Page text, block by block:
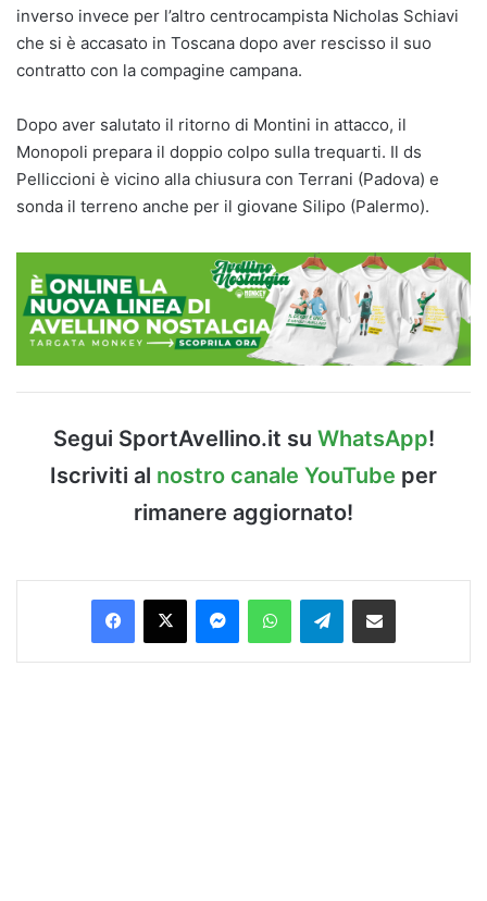
inverso invece per l’altro centrocampista Nicholas Schiavi
che si è accasato in Toscana dopo aver rescisso il suo
contratto con la compagine campana.
Dopo aver salutato il ritorno di Montini in attacco, il
Monopoli prepara il doppio colpo sulla trequarti. Il ds
Pelliccioni è vicino alla chiusura con Terrani (Padova) e
sonda il terreno anche per il giovane Silipo (Palermo).
Segui SportAvellino.it su WhatsApp!
Iscriviti al nostro canale YouTube per
rimanere aggiornato!
Facebook
X MessengerWhatsAppTelegramCondividi via Email